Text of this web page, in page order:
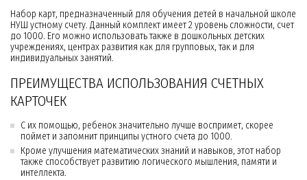
Набор карт, предназначенный для обучения детей в начальной школе
НУШ устному счету. Данный комплект имеет 2 уровень сложности, счет
до 1000. Его можно использовать также в дошкольных детских
учреждениях, центрах развития как для групповых, так и для
индивидуальных занятий.
ПРЕИМУЩЕСТВА ИСПОЛЬЗОВАНИЯ СЧЕТНЫХ
КАРТОЧЕК
С их помощью, ребенок значительно лучше воспримет, скорее
поймет и запомнит принципы устного счета до 1000.
Кроме улучшения математических знаний и навыков, этот набор
также способствует развитию логического мышления, памяти и
интеллекта.